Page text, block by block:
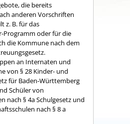
die bereits
anderen Vorschriften
z. B. für das
Programm oder für die
die Kommune nach dem
an Internaten und
von § 28 Kinder- und
für Baden-Württemberg
Schüler von
nach § 4a Schulgesetz und
nach § 8 a